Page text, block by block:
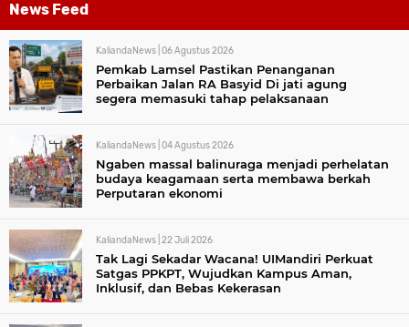
News Feed
KaliandaNews | 06 Agustus 2026
Pemkab Lamsel Pastikan Penanganan
Perbaikan Jalan RA Basyid Di jati agung
segera memasuki tahap pelaksanaan
KaliandaNews | 04 Agustus 2026
Ngaben massal balinuraga menjadi perhelatan
budaya keagamaan serta membawa berkah
Perputaran ekonomi
KaliandaNews | 22 Juli 2026
Tak Lagi Sekadar Wacana! UIMandiri Perkuat
Satgas PPKPT, Wujudkan Kampus Aman,
Inklusif, dan Bebas Kekerasan